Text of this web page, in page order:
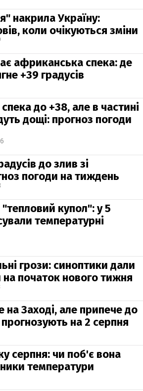
накрила Україну:
коли очікуються зміни
африканська спека: де
+39 градусів
до +38, але в частині
дощі: прогноз погоди
до злив зі
погоди на тиждень
купол": у 5
температурні
грози: синоптики дали
на початок нового тижня
Заході, але припече до
на 2 серпня
серпня: чи поб'є вона
температури